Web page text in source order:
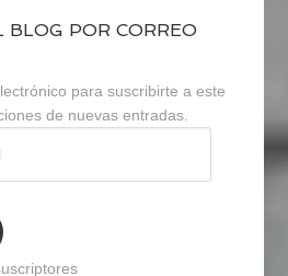
BLOG POR CORREO
para suscribirte a este
de nuevas entradas.